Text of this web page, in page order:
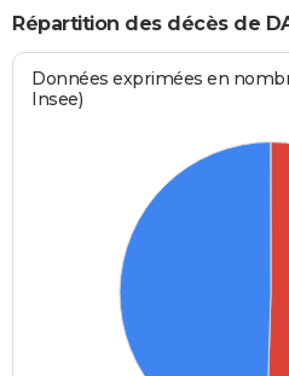
Répartition des décès de
Données exprimées en
Insee)